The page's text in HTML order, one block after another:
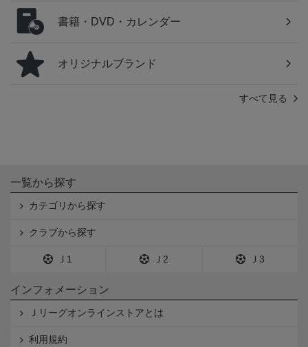
書籍・DVD・カレンダー
オリジナルブランド
すべて見る
一覧から探す
カテゴリから探す
クラブから探す
Ｊ1 Ｊ2 Ｊ3
インフォメーション
Ｊリーグオンラインストアとは
利用規約